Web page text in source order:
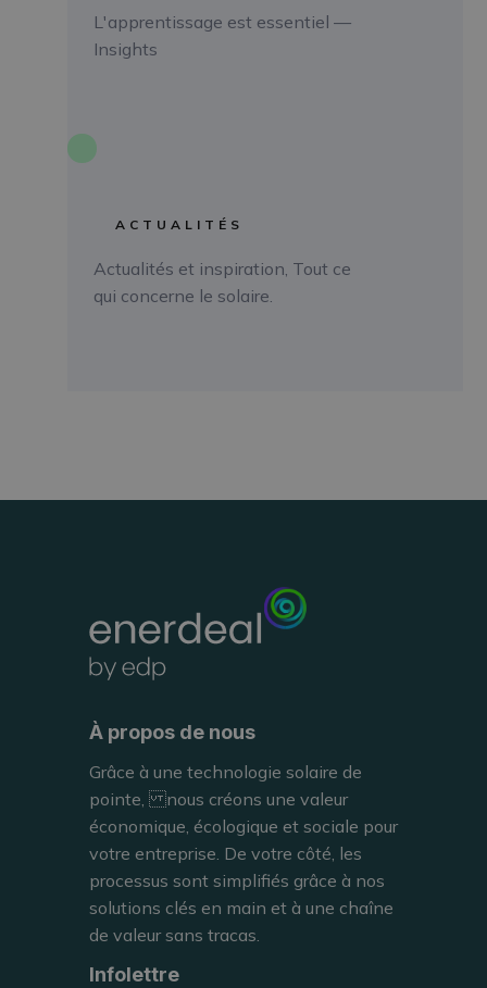
expériences unique
L'apprentissage est essentiel —
Insights
ACTUALITÉS
Actualités et inspiration, Tout ce
qui concerne le solaire.
À propos de nous
Grâce à une technologie solaire de
pointe, nous créons une valeur
économique, écologique et sociale pour
votre entreprise. De votre côté, les
processus sont simplifiés grâce à nos
solutions clés en main et à une chaîne
de valeur sans tracas.
Infolettre